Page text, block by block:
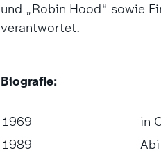
und „Robin Hood“ sowie
verantwortet.
Biografie:
1969
in
1989